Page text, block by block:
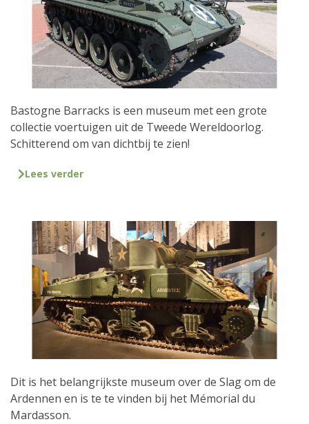
Bastogne Barracks is een museum met een grote
collectie voertuigen uit de Tweede Wereldoorlog.
Schitterend om van dichtbij te zien!
Lees verder
Dit is het belangrijkste museum over de Slag om de
Ardennen en is te te vinden bij het Mémorial du
Mardasson.